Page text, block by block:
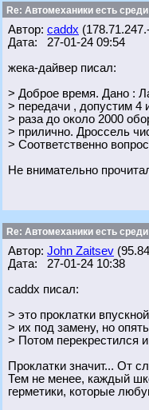
Re: Автомеханики есть
Автор: caddx
Дата: 27-01-24 09:54
жека-дайвер писал:
> Доброе время. Дано :
> передачи , допустим 4
> раза до около 2000
> прилично. Дроссель
> Соответственно
Не внимательно
Re: Автомеханики есть
Автор: John Zaitsev
Дата: 27-01-24 10:38
caddx писал:
> это проклатки
> их под замену, но
> Потом перекрестился
Проклатки значит... От
Тем не менее, каждый
герметики, которые